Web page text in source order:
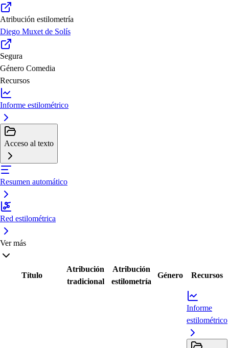
Atribución estilometría
Diego Muxet de Solís
Segura
Género Comedia
Recursos
Informe estilométrico
Acceso al texto
Resumen automático
Red estilométrica
Ver más
Título
Atribución
tradicional
Atribución
estilometría
Género Recursos
Informe
estilométrico